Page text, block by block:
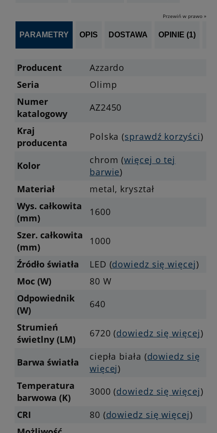
Przewiń w prawo »
PARAMETRY OPIS DOSTAWA OPINIE (1)
Producent
Azzardo
Seria
Olimp
Numer
katalogowy
AZ2450
Kraj
producenta
Polska (sprawdź korzyści)
Kolor chrom (więcej o tej
barwie)
Materiał
metal, kryształ
Wys. całkowita
(mm)
1600
Szer. całkowita
(mm)
1000
Źródło światła
LED (dowiedz się więcej)
Moc (W)
80 W
Odpowiednik
(W)
640
Strumień
świetlny (LM)
6720 (dowiedz się więcej)
Barwa światła ciepła biała (dowiedz się
więcej)
Temperatura
barwowa (K)
3000 (dowiedz się więcej)
CRI
80 (dowiedz się więcej)